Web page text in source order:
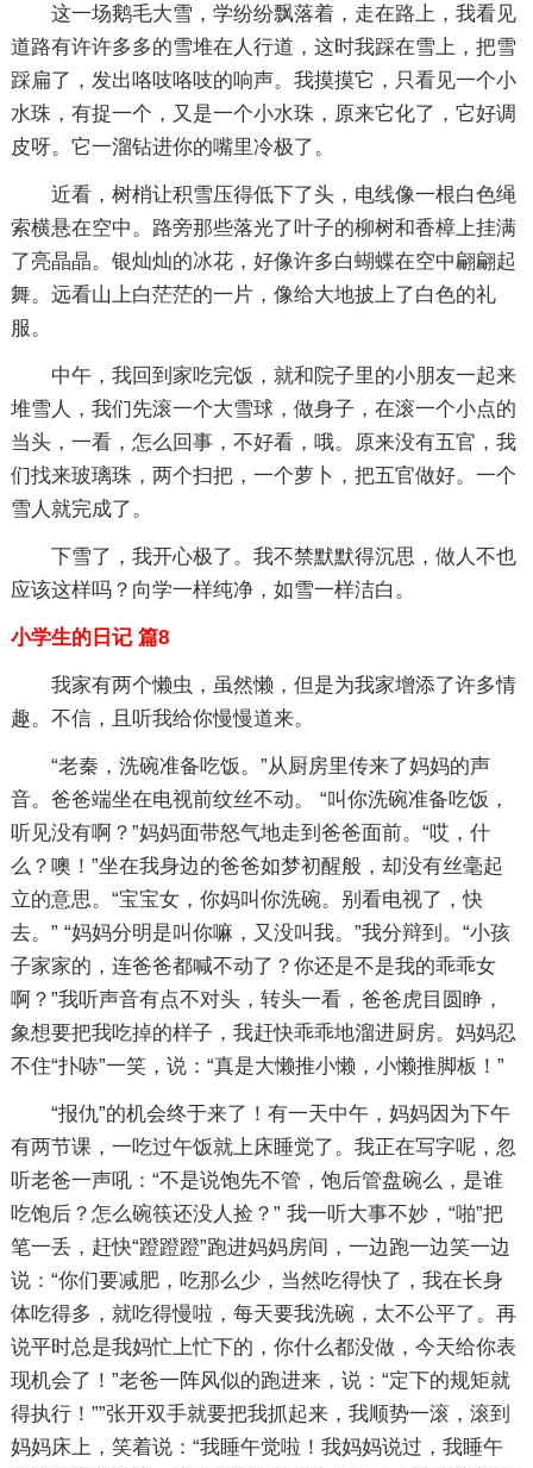
这一场鹅毛大雪，学纷纷飘落着，走在路上，我看见
道路有许许多多的雪堆在人行道，这时我踩在雪上，把雪
踩扁了，发出咯吱咯吱的响声。我摸摸它，只看见一个小
水珠，有捉一个，又是一个小水珠，原来它化了，它好调
皮呀。它一溜钻进你的嘴里冷极了。
近看，树梢让积雪压得低下了头，电线像一根白色绳
索横悬在空中。路旁那些落光了叶子的柳树和香樟上挂满
了亮晶晶。银灿灿的冰花，好像许多白蝴蝶在空中翩翩起
舞。远看山上白茫茫的一片，像给大地披上了白色的礼
服。
中午，我回到家吃完饭，就和院子里的小朋友一起来
堆雪人，我们先滚一个大雪球，做身子，在滚一个小点的
当头，一看，怎么回事，不好看，哦。原来没有五官，我
们找来玻璃珠，两个扫把，一个萝卜，把五官做好。一个
雪人就完成了。
下雪了，我开心极了。我不禁默默得沉思，做人不也
应该这样吗？向学一样纯净，如雪一样洁白。
小学生的日记 篇8
我家有两个懒虫，虽然懒，但是为我家增添了许多情
趣。不信，且听我给你慢慢道来。
“老秦，洗碗准备吃饭。”从厨房里传来了妈妈的声
音。爸爸端坐在电视前纹丝不动。 “叫你洗碗准备吃饭，
听见没有啊？”妈妈面带怒气地走到爸爸面前。“哎，什
么？噢！”坐在我身边的爸爸如梦初醒般，却没有丝毫起
立的意思。“宝宝女，你妈叫你洗碗。别看电视了，快
去。” “妈妈分明是叫你嘛，又没叫我。”我分辩到。“小孩
子家家的，连爸爸都喊不动了？你还是不是我的乖乖女
啊？”我听声音有点不对头，转头一看，爸爸虎目圆睁，
象想要把我吃掉的样子，我赶快乖乖地溜进厨房。妈妈忍
不住“扑哧”一笑，说：“真是大懒推小懒，小懒推脚板！”
“报仇”的机会终于来了！有一天中午，妈妈因为下午
有两节课，一吃过午饭就上床睡觉了。我正在写字呢，忽
听老爸一声吼：“不是说饱先不管，饱后管盘碗么，是谁
吃饱后？怎么碗筷还没人捡？” 我一听大事不妙，“啪”把
笔一丢，赶快“蹬蹬蹬”跑进妈妈房间，一边跑一边笑一边
说：“你们要减肥，吃那么少，当然吃得快了，我在长身
体吃得多，就吃得慢啦，每天要我洗碗，太不公平了。再
说平时总是我妈忙上忙下的，你什么都没做，今天给你表
现机会了！”老爸一阵风似的跑进来，说：“定下的规矩就
得执行！””张开双手就要把我抓起来，我顺势一滚，滚到
妈妈床上，笑着说：“我睡午觉啦！我妈妈说过，我睡午